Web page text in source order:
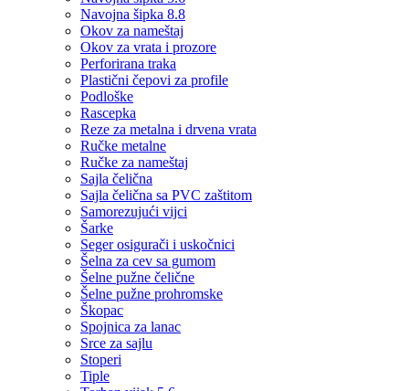
Navojna šipka 8.8
Okov za nameštaj
Okov za vrata i prozore
Perforirana traka
Plastični čepovi za profile
Podloške
Rascepka
Reze za metalna i drvena vrata
Ručke metalne
Ručke za nameštaj
Sajla čelična
Sajla čelična sa PVC zaštitom
Samorezujući vijci
Šarke
Seger osigurači i uskočnici
Šelna za cev sa gumom
Šelne pužne čelične
Šelne pužne prohromske
Škopac
Spojnica za lanac
Srce za sajlu
Stoperi
Tiple